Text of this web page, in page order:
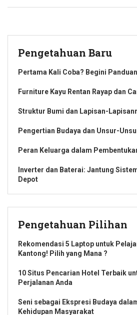
Pengetahuan Baru
Pertama Kali Coba? Begini
Furniture Kayu Rentan Rayap dan
Struktur Bumi dan Lapisan-
Pengertian Budaya dan Unsur-
Peran Keluarga dalam
Inverter dan Baterai: Jantung
Depot
Pengetahuan Pilihan
Rekomendasi 5 Laptop untuk
Kantong! Pilih yang Mana ?
10 Situs Pencarian Hotel Terbaik
Perjalanan Anda
Seni sebagai Ekspresi Budaya
Kehidupan Masyarakat